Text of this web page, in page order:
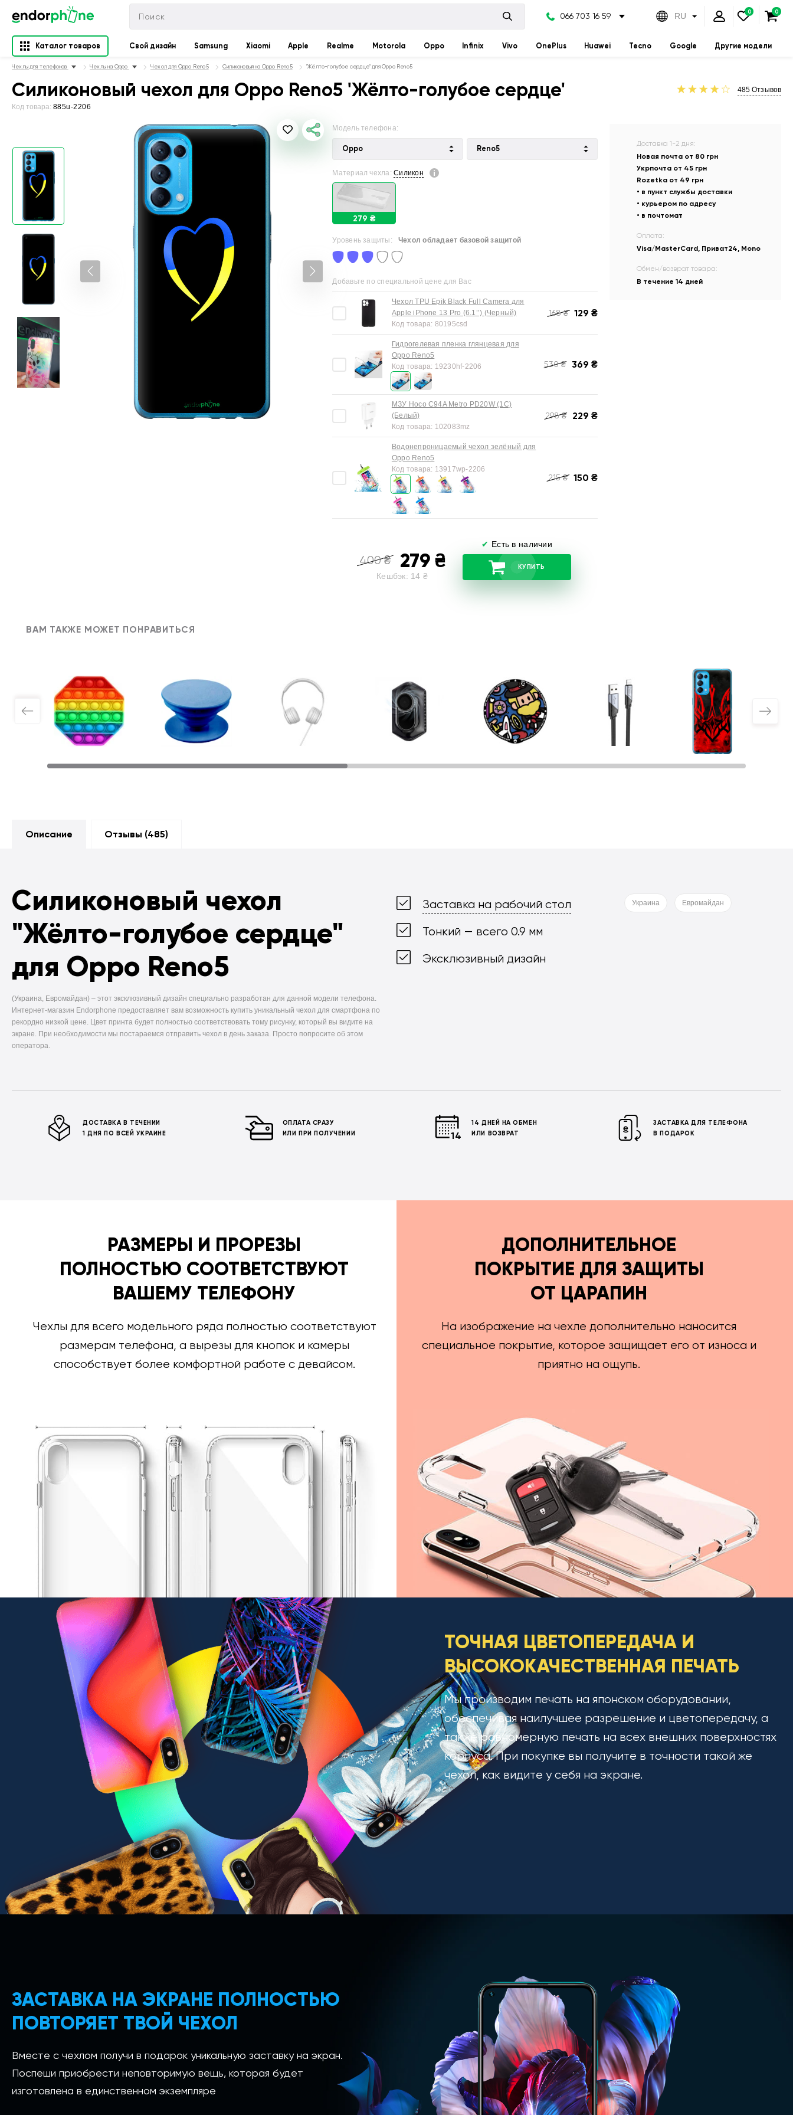
066 703 16 59 RU
Каталог товаров Свой дизайн Samsung Xiaomi Apple Realme Motorola Oppo Infinix Vivo OnePlus Huawei Tecno Google Другие модели
Чехлы для телефонов Чехлы на Oppo Чехол для Oppo Reno5 Силиконовый на Oppo Reno5 "Жёлто-голубое сердце" для Oppo Reno5
Силиконовый чехол для Oppo Reno5 'Жёлто-голубое сердце'
Код товара: 885u-2206
485 Отзывов
Модель телефона:
Oppo Reno5
Материал чехла:Силикон
279 ₴
Уровень защиты: Чехол обладает базовой защитой
Добавьте по специальной цене для Вас
Чехол TPU Epik Black Full Camera для
Apple iPhone 13 Pro (6.1’’) (Черный)
Код товара: 80195csd
168₴ 129 ₴
Гидрогелевая пленка глянцевая для
Oppo Reno5
Код товара: 19230hf-2206 530₴ 369 ₴
МЗУ Hoco C94A Metro PD20W (1C)
(Белый)
Код товара: 102083mz
298₴ 229 ₴
Водонепроницаемый чехол зелёный для
Oppo Reno5
Код товара: 13917wp-2206
215₴ 150 ₴
400₴ 279 ₴
Кешбэк: 14 ₴
✔ Есть в наличии
КУПИТЬ
Доставка 1-2 дня:
Новая почта от 80 грн
Укрпочта от 45 грн
Rozetka от 49 грн
• в пункт службы доставки
• курьером по адресу
• в почтомат
Оплата:
Visa/MasterCard, Приват24, Mono
Обмен/возврат товара:
В течение 14 дней
ВАМ ТАКЖЕ МОЖЕТ ПОНРАВИТЬСЯ
Описание Отзывы (485)
Силиконовый чехол
"Жёлто-голубое сердце"
для Oppo Reno5
(Украина, Евромайдан) – этот эксклюзивный дизайн специально разработан для данной модели телефона.
Интернет-магазин Endorphone предоставляет вам возможность купить уникальный чехол для смартфона по
рекордно низкой цене. Цвет принта будет полностью соответствовать тому рисунку, который вы видите на
экране. При необходимости мы постараемся отправить чехол в день заказа. Просто попросите об этом
оператора.
Заставка на рабочий стол
Тонкий — всего 0.9 мм
Эксклюзивный дизайн
Украина Евромайдан
ДОСТАВКА В ТЕЧЕНИИ
1 ДНЯ ПО ВСЕЙ УКРАИНЕ
ОПЛАТА СРАЗУ
ИЛИ ПРИ ПОЛУЧЕНИИ
14 ДНЕЙ НА ОБМЕН
ИЛИ ВОЗВРАТ
ЗАСТАВКА ДЛЯ ТЕЛЕФОНА
В ПОДАРОК
РАЗМЕРЫ И ПРОРЕЗЫ
ПОЛНОСТЬЮ СООТВЕТСТВУЮТ
ВАШЕМУ ТЕЛЕФОНУ
Чехлы для всего модельного ряда полностью соответствуют
размерам телефона, а вырезы для кнопок и камеры
способствует более комфортной работе с девайсом.
ДОПОЛНИТЕЛЬНОЕ
ПОКРЫТИЕ ДЛЯ ЗАЩИТЫ
ОТ ЦАРАПИН
На изображение на чехле дополнительно наносится
специальное покрытие, которое защищает его от износа и
приятно на ощупь.
ТОЧНАЯ ЦВЕТОПЕРЕДАЧА И
ВЫСОКОКАЧЕСТВЕННАЯ ПЕЧАТЬ
Мы производим печать на японском оборудовании,
обеспечивая наилучшее разрешение и цветопередачу, а
также равномерную печать на всех внешних поверхностях
корпуса. При покупке вы получите в точности такой же
чехол, как видите у себя на экране.
ЗАСТАВКА НА ЭКРАНЕ ПОЛНОСТЬЮ
ПОВТОРЯЕТ ТВОЙ ЧЕХОЛ
Вместе с чехлом получи в подарок уникальную заставку на экран.
Поспеши приобрести неповторимую вещь, которая будет
изготовлена в единственном экземпляре